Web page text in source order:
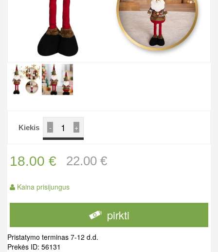
Kiekis - +
18.00 €
Kaina prisijungus
22.00 €
pirkti
Pristatymo terminas 7-12 d.d.
Prekės ID: 56131